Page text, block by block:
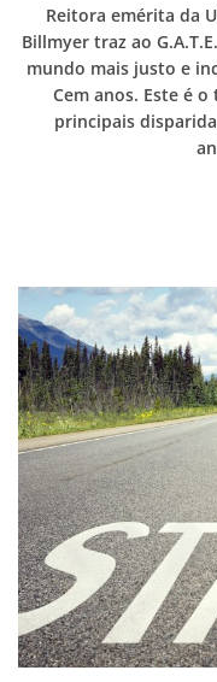
Reitora emérita da
Billmyer traz ao
mundo mais justo e
Cem anos. Este é
principais